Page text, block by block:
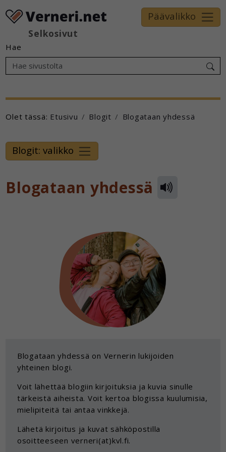
Selkosivut
Päävalikko
Hae
Olet tässä: Etusivu Blogit Blogataan yhdessä
Blogit: valikko
Blogataan yhdessä
Blogataan yhdessä on Vernerin lukijoiden
yhteinen blogi.
Voit lähettää blogiin kirjoituksia ja kuvia sinulle
tärkeistä aiheista. Voit kertoa blogissa kuulumisia,
mielipiteitä tai antaa vinkkejä.
Lähetä kirjoitus ja kuvat sähköpostilla
osoitteeseen verneri(at)kvl.fi.